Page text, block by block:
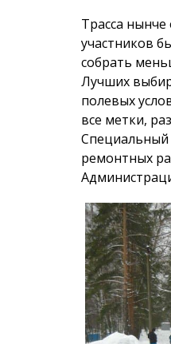
Трасса нынче
участников
собрать
Лучших
полевых
все метки,
Специальный
ремонтных